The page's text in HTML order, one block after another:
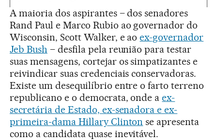
A maioria dos aspirantes – dos senadores
Rand Paul e Marco Rubio ao governador do
Wisconsin, Scott Walker, e aoex-governador
Jeb Bush – desfila pela reunião para testar
suas mensagens, cortejar os simpatizantes e
reivindicar suas credenciais conservadoras.
Existe um desequilíbrio entre o farto terreno
republicano e o democrata, onde aex-
secretária de Estado, ex-senadora e ex-
primeira-dama Hillary Clinton se apresenta
como a candidata quase inevitável.